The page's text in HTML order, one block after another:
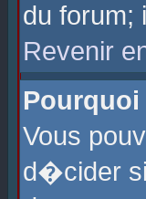
du
Revenir
Vous
d�cider